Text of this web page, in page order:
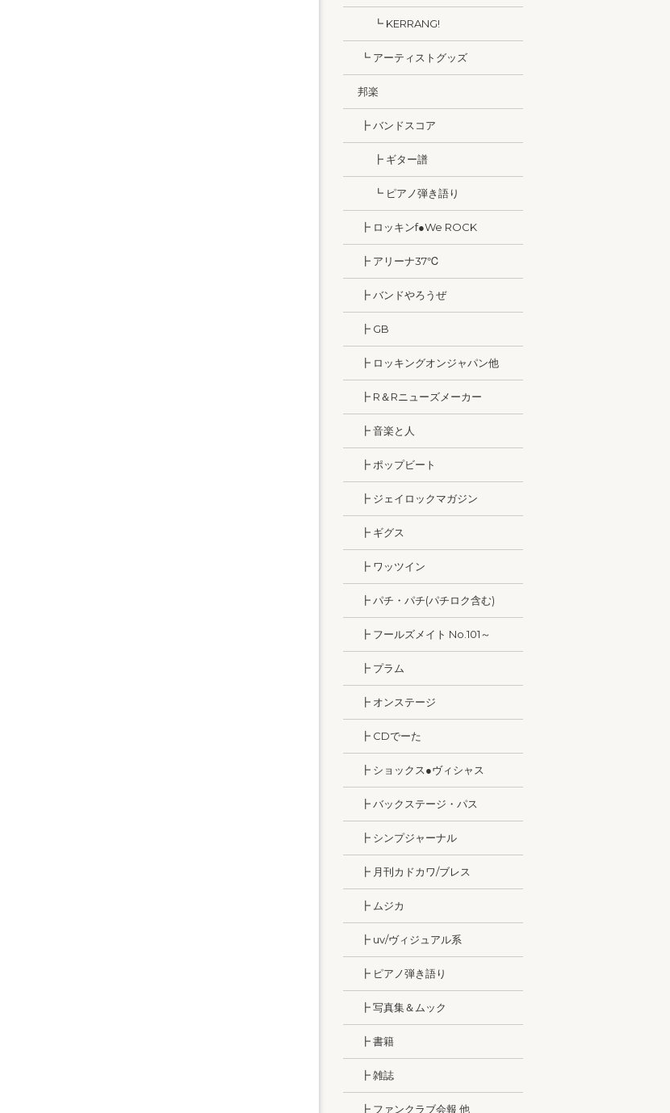
┗ KERRANG!
┗ アーティストグッズ
邦楽
┣ バンドスコア
┣ ギター譜
┗ ピアノ弾き語り
┣ ロッキンf●We ROCK
┣ アリーナ37℃
┣ バンドやろうぜ
┣ GB
┣ ロッキングオンジャパン他
┣ R＆Rニューズメーカー
┣ 音楽と人
┣ ポップビート
┣ ジェイロックマガジン
┣ ギグス
┣ ワッツイン
┣ パチ・パチ(パチロク含む)
┣ フールズメイト No.101～
┣ プラム
┣ オンステージ
┣ CDでーた
┣ ショックス●ヴィシャス
┣ バックステージ・パス
┣ シンプジャーナル
┣ 月刊カドカワ/ブレス
┣ ムジカ
┣ uv/ヴィジュアル系
┣ ピアノ弾き語り
┣ 写真集＆ムック
┣ 書籍
┣ 雑誌
┣ ファンクラブ会報 他